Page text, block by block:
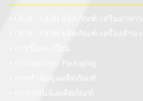
• OEM / ODM ผลิตภัณฑ์ เสริมอาหาร
• OEM / ODM ผลิตภัณฑ์ เครื่องสำอาง
• การขึ้นทะเบียน
• การออกแบบ Packaging
• การทำข้อมูลผลิตภัณฑ์
• การเทรนนิ่งผลิตภัณฑ์